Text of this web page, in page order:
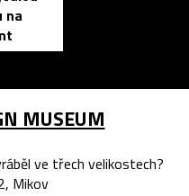
na
MUSEUM
ve třech velikostech?
Mikov